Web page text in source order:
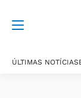
ÚLTIMAS NOTÍCIAS